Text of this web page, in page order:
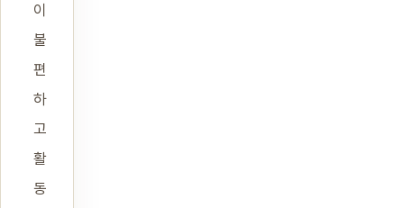
이
불
편
하
고
활
동